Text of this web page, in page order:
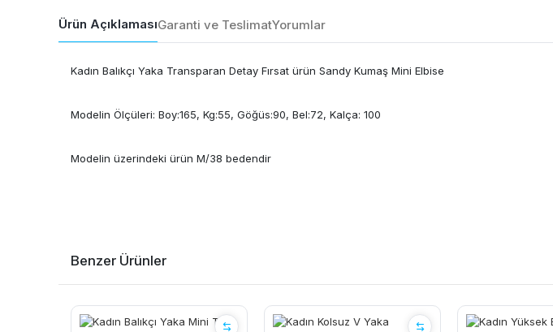
Ürün AçıklamasıGaranti ve TeslimatYorumlar
Kadın Balıkçı Yaka Transparan Detay Fırsat ürün Sandy Kumaş Mini Elbise
Modelin Ölçüleri: Boy:165, Kg:55, Göğüs:90, Bel:72, Kalça: 100
Modelin üzerindeki ürün M/38 bedendir
Benzer Ürünler